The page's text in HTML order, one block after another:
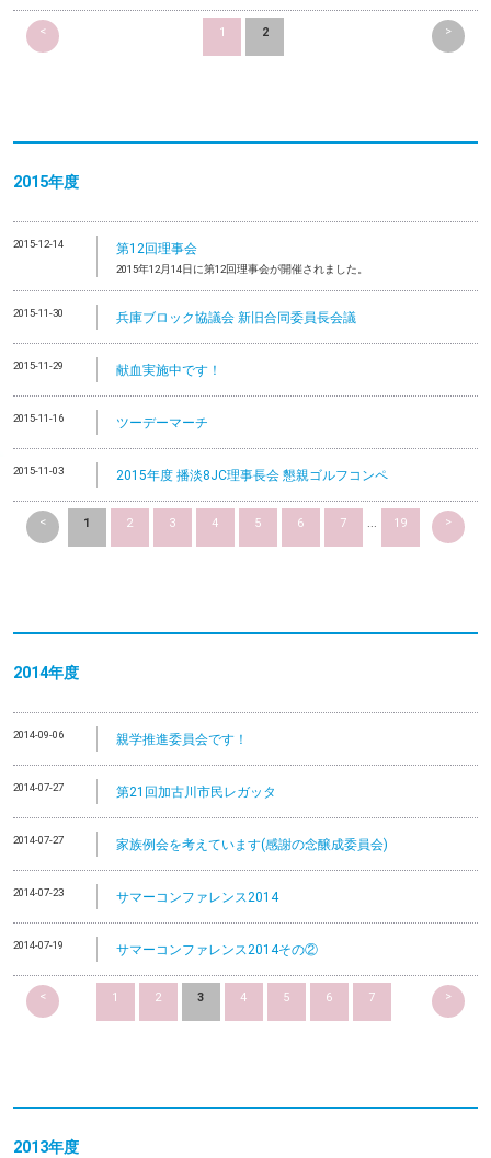
< 1 2 >
2015年度
2015-12-14 第12回理事会
2015年12月14日に第12回理事会が開催されました。
2015-11-30 兵庫ブロック協議会 新旧合同委員長会議
2015-11-29 献血実施中です！
2015-11-16 ツーデーマーチ
2015-11-03 2015年度 播淡8JC理事長会 懇親ゴルフコンペ
< 1 2 3 4 5 6 7 ... 19 >
2014年度
2014-09-06 親学推進委員会です！
2014-07-27 第21回加古川市民レガッタ
2014-07-27 家族例会を考えています(感謝の念醸成委員会)
2014-07-23 サマーコンファレンス2014
2014-07-19 サマーコンファレンス2014その②
< 1 2 3 4 5 6 7 >
2013年度